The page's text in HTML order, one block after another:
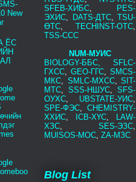
New
ЁС
SFEB-ХИБС,
PES-
ЭХИС, DATS-ДТС, TSU-
ӨТС, TECHINST-ОТС,
TSS-ССС
NUM-МУИС
BIOLOGY-ББС, SFLC-
ГХСС, GEO-ГГС, SMCS-
МКС, SMLC-МХСС, SIT-
МТС, SSS-НШУС, SFS-
ОУХС, UBSTATE-УИС,
SPE-ФЭС, CHEMISTRY-
ХХИС, ICB-ХҮС,
LAW-
ХЗС, SES-ЭЗС,
MUISOS-МОС, ZA-МЗС
Blog List